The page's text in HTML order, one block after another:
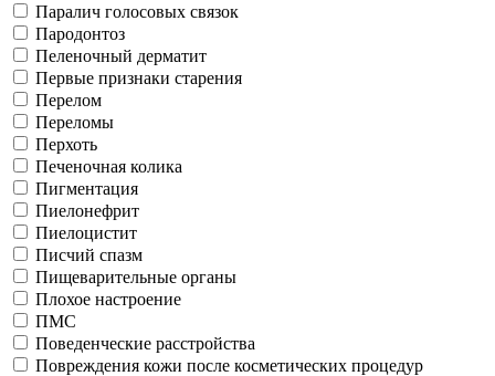
Паралич голосовых связок
Пародонтоз
Пеленочный дерматит
Первые признаки старения
Перелом
Переломы
Перхоть
Печеночная колика
Пигментация
Пиелонефрит
Пиелоцистит
Писчий спазм
Пищеварительные органы
Плохое настроение
ПМС
Поведенческие расстройства
Повреждения кожи после косметических процедур